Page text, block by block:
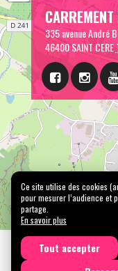
335 avenue André
46400 SAINT CERE
Mentions légales
Tous droits
Ce site utilise des cookies
pour mesurer l’audience et
partage.
En savoir plus
Tout accepter